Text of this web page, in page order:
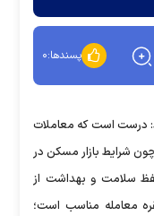
پسندها:۰
درست است که معاملات
بود اما چون شرایط بازار مسکن در
سلامت و بهداشت از
امتناع می‌کردند، آمار ۱۲۰۰ فقره معامله مناسب است؛